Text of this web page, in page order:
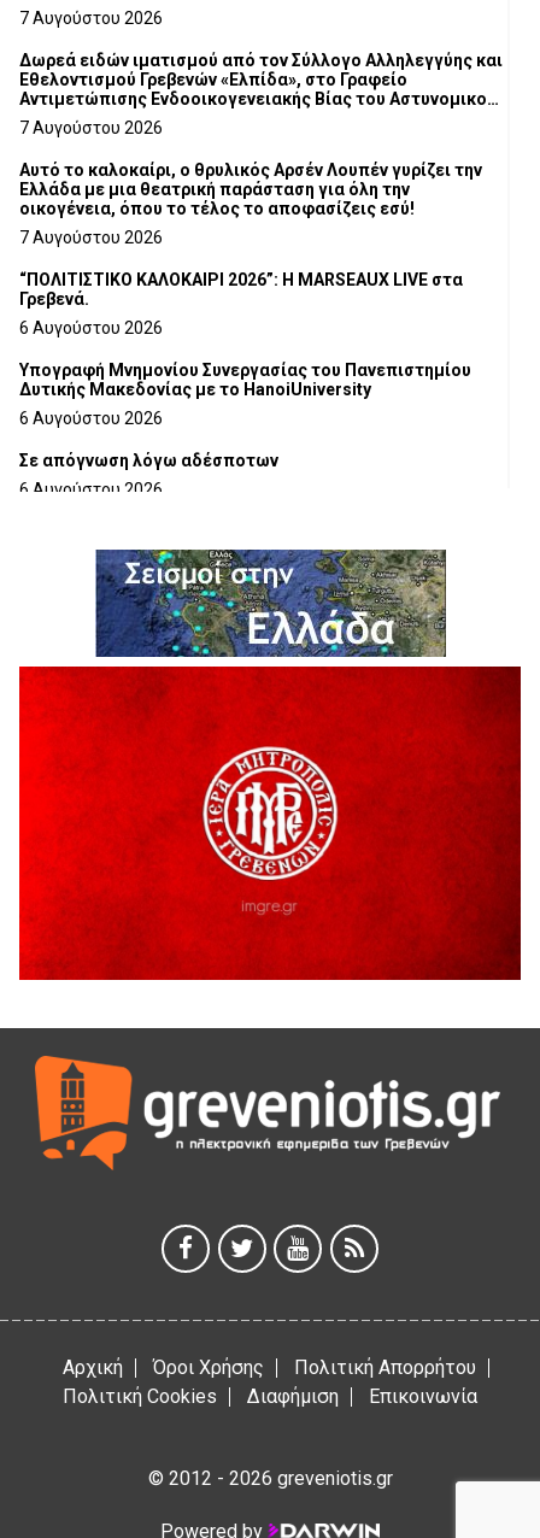
7 Αυγούστου 2026
Δωρεά ειδών ιματισμού από τον Σύλλογο Αλληλεγγύης και
Εθελοντισμού Γρεβενών «Ελπίδα», στο Γραφείο
Αντιμετώπισης Ενδοοικογενειακής Βίας του Αστυνομικού
Τμήματος Γρεβενών
7 Αυγούστου 2026
Αυτό το καλοκαίρι, ο θρυλικός Αρσέν Λουπέν γυρίζει την
Ελλάδα με μια θεατρική παράσταση για όλη την
οικογένεια, όπου το τέλος το αποφασίζεις εσύ!
7 Αυγούστου 2026
“ΠΟΛΙΤΙΣΤΙΚΟ ΚΑΛΟΚΑΙΡΙ 2026”: Η MARSEAUX LIVE στα
Γρεβενά.
6 Αυγούστου 2026
Υπογραφή Μνημονίου Συνεργασίας του Πανεπιστημίου
Δυτικής Μακεδονίας με το HanoiUniversity
6 Αυγούστου 2026
Σε απόγνωση λόγω αδέσποτων
6 Αυγούστου 2026
6 Αυγούστου 2026
Ολοκληρώνεται η ασφαλτόστρωση της οδού Περιβόλι –
6 Αυγούστου 2026
H παραδοχή λαθών είναι (και) δύναμη
5 Αυγούστου 2026
Ο ΑΝΔΡΕΑΣ ΑΣΛΑΝΙΔΗΣ ΣΥΝΕΧΙΖΕΙ ΣΤΟΝ ΠΡΩΤΕΑ
ΓΡΕΒΕΝΩΝ
5 Αυγούστου 2026
Ευχαριστήριο Εκπολιτιστικού Συλλόγου Ταξιάρχη προς κ.
Παρασχάκη Αθανάσιο
5 Αυγούστου 2026
Διακοπή υδροδότησης του Α΄ κλάδου ύδρευσης
5 Αυγούστου 2026
Θερινό Σινεμά στο πλαίσιο του «Πολιτιστικού
Καλοκαιριού 2026» με την βραβευμένη ταινία «Μικρές
Ανάσες».
5 Αυγούστου 2026
5 Αυγούστου 2026
Αρχική Όροι Χρήσης
Πολιτική Απορρήτου
Πολιτική Cookies
Διαφήμιση Επικοινωνία
© 2012 - 2026 greveniotis.gr
Powered by